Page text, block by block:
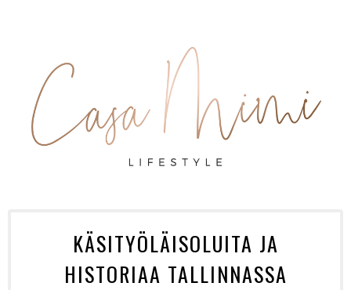
KÄSITYÖLÄISOLUITA JA
HISTORIAA TALLINNASSA